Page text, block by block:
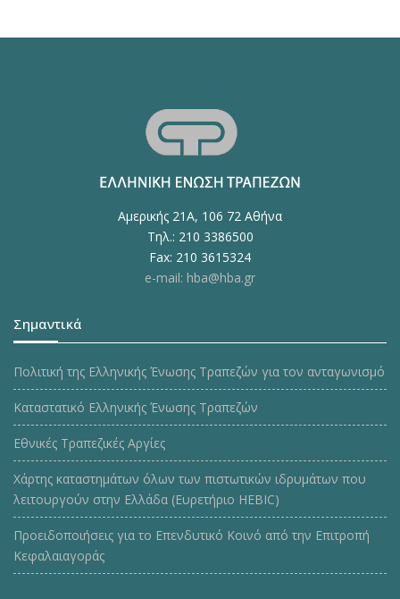
Αμερικής 21Α, 106 72 Αθήνα
Τηλ.: 210 3386500
Fax: 210 3615324
e-mail: hba@hba.gr
Σημαντικά
Πολιτική της Ελληνικής Ένωσης Τραπεζών για τον ανταγωνισμό
Καταστατικό Ελληνικής Ένωσης Τραπεζών
Εθνικές Τραπεζικές Αργίες
Χάρτης καταστημάτων όλων των πιστωτικών ιδρυμάτων που
λειτουργούν στην Ελλάδα (Ευρετήριο HEBIC)
Προειδοποιήσεις για το Επενδυτικό Κοινό από την Επιτροπή
Κεφαλαιαγοράς